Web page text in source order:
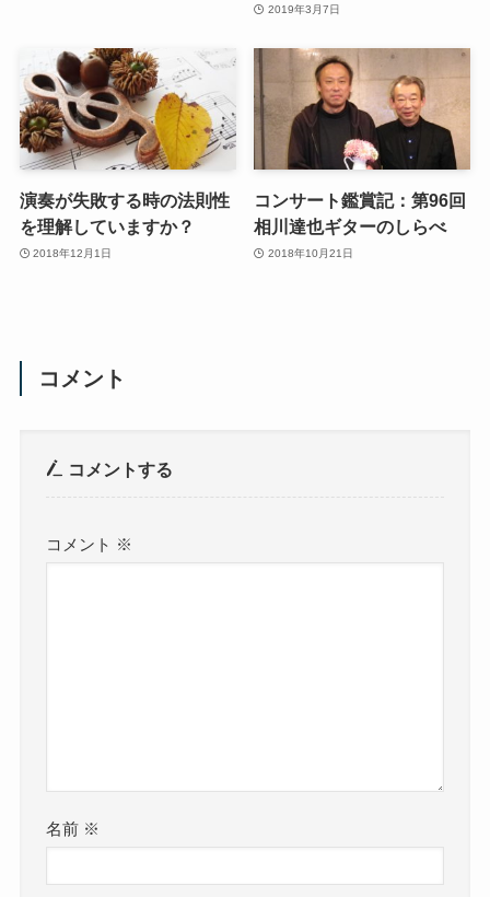
2019年3月7日
演奏が失敗する時の法則性
を理解していますか？
2018年12月1日
コンサート鑑賞記：第96回
相川達也ギターのしらべ
2018年10月21日
コメント
コメントする
コメント ※
名前 ※